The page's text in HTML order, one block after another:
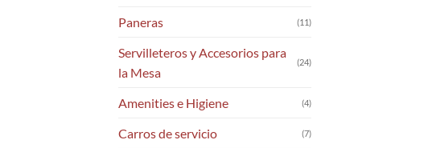
Paneras (11)
Servilleteros y Accesorios para
la Mesa
(24)
Amenities e Higiene (4)
Carros de servicio (7)